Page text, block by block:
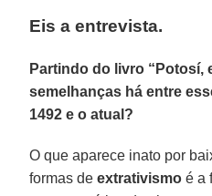
Eis a entrevista.
Partindo do livro “Potosí,
semelhanças há entre
1492 e o atual?
O que aparece inato por
formas deextrativismo é a